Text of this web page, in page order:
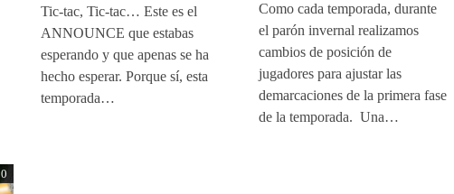
Tic-tac, Tic-tac… Este es el
ANNOUNCE que estabas
esperando y que apenas se ha
hecho esperar. Porque sí, esta
temporada…
Como cada temporada, durante
el parón invernal realizamos
cambios de posición de
jugadores para ajustar las
demarcaciones de la primera fase
de la temporada. Una…
0